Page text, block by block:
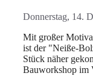
Donnerstag, 14.
Mit großer
ist der "Neiße-
Stück näher
Bauworkshop im